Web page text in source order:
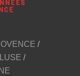
/
/